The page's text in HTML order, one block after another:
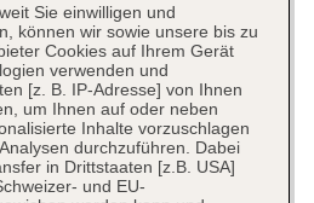
Sie einwilligen und
können wir sowie unsere bis zu
Cookies auf Ihrem Gerät
verwenden und
[z. B. IP-Adresse] von Ihnen
um Ihnen auf oder neben
Inhalte vorzuschlagen
durchzuführen. Dabei
in Drittstaaten [z.B. USA]
und EU-